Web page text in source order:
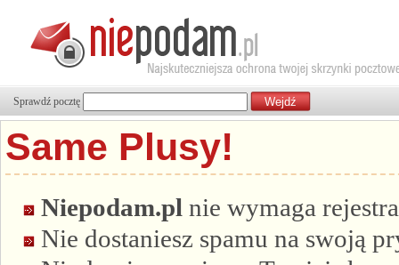
Sprawdź pocztę
Same Plusy!
Niepodam.pl nie wymaga
Nie dostaniesz spamu na swoją